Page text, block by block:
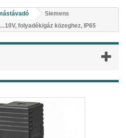
Siemens
folyadék/gáz közeghez, IP65